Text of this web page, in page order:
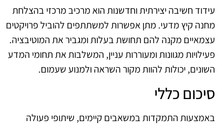
עידוד חשיבה יצירתית וחדשנות הוא מרכיב מרכזי בהצלחת
מחנה קיץ מדעי. מתן אפשרות למשתתפים להוביל פרויקטים
עצמאיים מקנה להם תחושת בעלות ומגביר את המוטיבציה.
פעילויות מגוונות ומעוררות עניין, המשלבות את תחומי המדע
השונים, יכולות להוות מקור השראה ולמנוע שעמום.
סיכום כללי
באמצעות התמקדות במשאבים קיימים, שיתופי פעולה